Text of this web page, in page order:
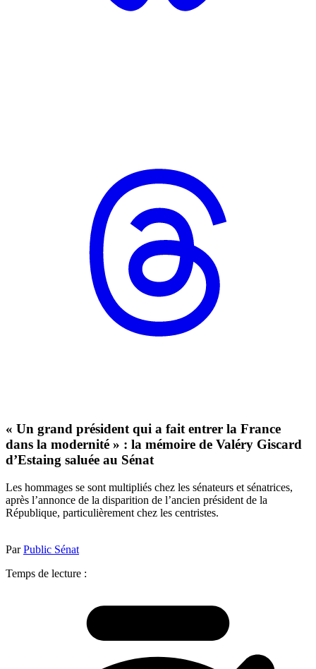
« Un grand président qui a fait entrer la France
dans la modernité » : la mémoire de Valéry Giscard
d’Estaing saluée au Sénat
Les hommages se sont multipliés chez les sénateurs et sénatrices,
après l’annonce de la disparition de l’ancien président de la
République, particulièrement chez les centristes.
ParPublic Sénat
Temps de lecture :